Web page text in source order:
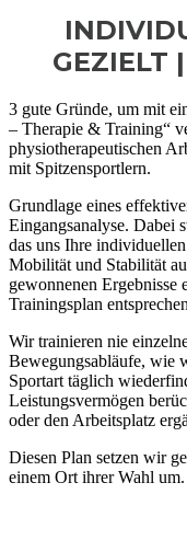
GEZIELT
3 gute Gründe, um mit
– Therapie & Training“
physiotherapeutischen
mit Spitzensportlern.
Grundlage eines
Eingangsanalyse. Dabei
das uns Ihre
Mobilität und Stabilität
gewonnenen
Trainingsplan
Wir trainieren nie
Bewegungsabläufe, wie
Sportart täglich
Leistungsvermögen
oder den Arbeitsplatz
Diesen Plan setzen wir
einem Ort ihrer Wahl um.